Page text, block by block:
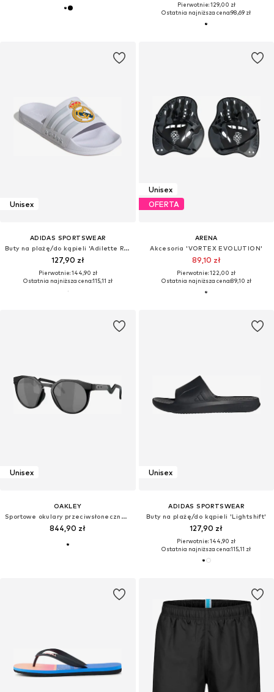
Pierwotnie: 129,00 zł
Ostatnia najniższa cena:98,69 zł
Unisex
ADIDAS SPORTSWEAR
Buty na plażę/do kąpieli 'Adilette Real Madrid'
127,90 zł
Pierwotnie: 144,90 zł
Ostatnia najniższa cena:115,11 zł
Unisex
OFERTA
ARENA
Akcesoria 'VORTEX EVOLUTION'
89,10 zł
Pierwotnie: 122,00 zł
Ostatnia najniższa cena:89,10 zł
Unisex
OAKLEY
Sportowe okulary przeciwsłoneczne 'HSTN'
844,90 zł
Unisex
ADIDAS SPORTSWEAR
Buty na plażę/do kąpieli 'Lightshift'
127,90 zł
Pierwotnie: 144,90 zł
Ostatnia najniższa cena:115,11 zł